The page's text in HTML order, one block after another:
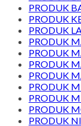
PRODUK
PRODUK
PRODUK
PRODUK
PRODUK
PRODUK
PRODUK
PRODUK
PRODUK
PRODUK
PRODUK